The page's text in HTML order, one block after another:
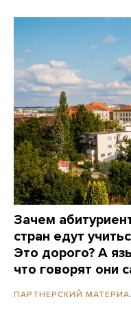
Зачем
стран едут
Это дорого? А
что говорят они
ПАРТНЕРСКИЙ